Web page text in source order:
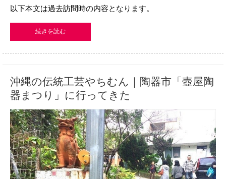
以下本文は過去訪問時の内容となります。
続きを読む
沖縄の伝統工芸やちむん｜陶器市「壺屋陶
器まつり」に行ってきた